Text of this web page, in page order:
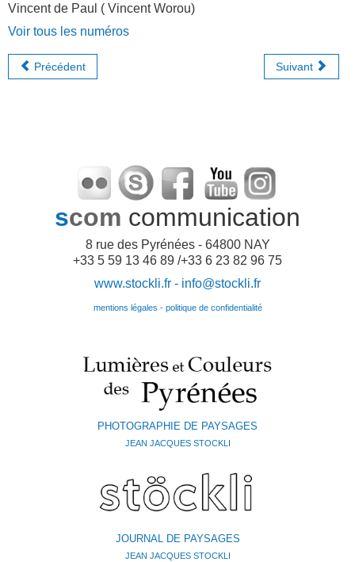
Vincent de Paul ( Vincent Worou)
Voir tous les numéros
Précédent Suivant
scom communication
8 rue des Pyrénées - 64800 NAY
+33 5 59 13 46 89 /+33 6 23 82 96 75
www.stockli.fr - info@stockli.fr
mentions légales - politique de confidentialité
PHOTOGRAPHIE DE PAYSAGES
JEAN JACQUES STOCKLI
JOURNAL DE PAYSAGES
JEAN JACQUES STOCKLI